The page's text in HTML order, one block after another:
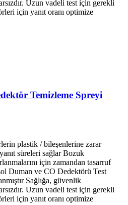
Uzun vadeli test için gerekli
için yanıt oranı optimize
Temizleme Spreyi
plastik / bileşenlerine zarar
süreleri sağlar Bozuk
için zamandan tasarruf
Duman ve CO Dedektörü Test
Sağlığa, güvenlik
Uzun vadeli test için gerekli
için yanıt oranı optimize